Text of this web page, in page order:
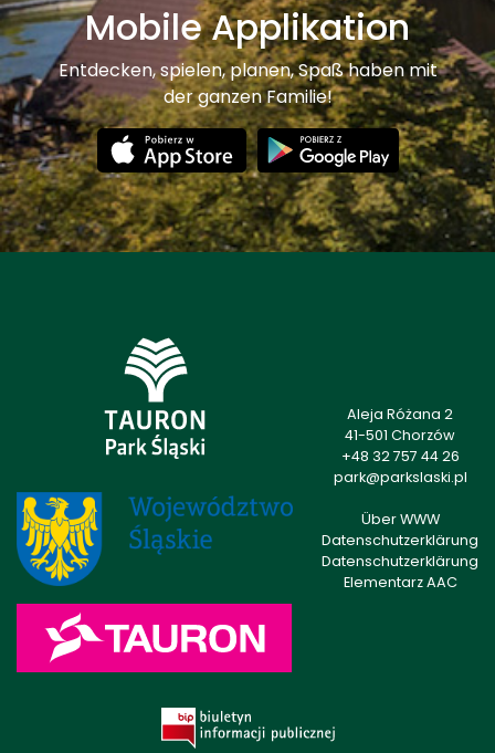
Mobile Applikation
Entdecken, spielen, planen, Spaß haben mit
der ganzen Familie!
Aleja Różana 2
41-501 Chorzów
+48 32 757 44 26
park@parkslaski.pl
Über WWW
Datenschutzerklärung
Datenschutzerklärung
Elementarz AAC